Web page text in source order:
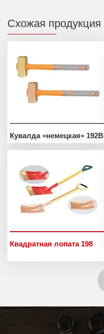
Схожая продукция
Кувалда «немецкая» 192B
Квадратная лопата 198